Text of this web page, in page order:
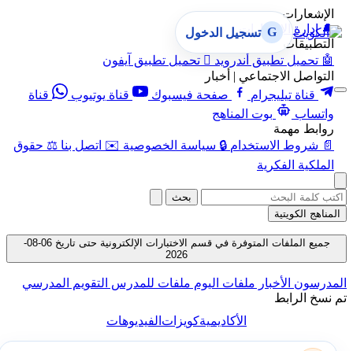
الإشعارات
🔔 إدارة الإشعارات
التطبيقات
🤖 تحميل تطبيق أندرويد  تحميل تطبيق آيفون
التواصل الاجتماعي | أخبار
قناة تيليجرام
صفحة فيسبوك قناة يوتيوب
قناة
واتساب
بوت المناهج
روابط مهمة
📄 شروط الاستخدام 🔒 سياسة الخصوصية ✉️ اتصل بنا ⚖️ حقوق
الملكية الفكرية
G تسجيل الدخول
بحث
المناهج الكويتية
جميع الملفات المتوفرة في قسم الاختبارات الإلكترونية حتى تاريخ 06-08-
2026
المدرسون الأخبار ملفات اليوم ملفات للمدرس التقويم المدرسي
تم نسخ الرابط
الأكاديميةكويزاتالفيديوهات